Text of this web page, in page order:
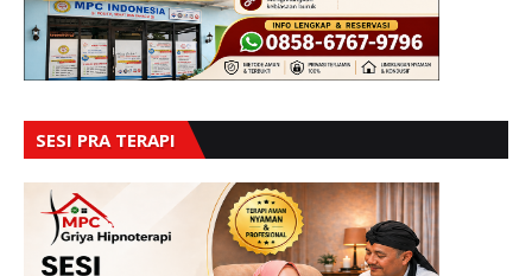
SESI PRA TERAPI